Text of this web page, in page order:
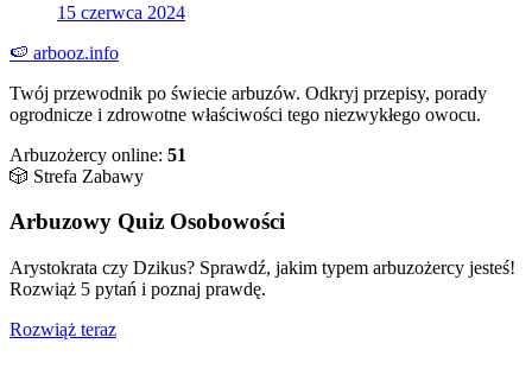
15 czerwca 2024
🍉 arbooz.info
Twój przewodnik po świecie arbuzów. Odkryj przepisy, porady
ogrodnicze i zdrowotne właściwości tego niezwykłego owocu.
Arbuzożercy online: 51
🎲 Strefa Zabawy
Arbuzowy Quiz Osobowości
Arystokrata czy Dzikus? Sprawdź, jakim typem arbuzożercy jesteś!
Rozwiąż 5 pytań i poznaj prawdę.
Rozwiąż teraz